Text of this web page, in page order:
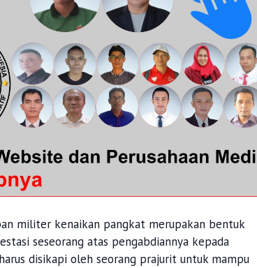
militer kenaikan pangkat merupakan bentuk
seseorang atas pengabdiannya kepada
disikapi oleh seorang prajurit untuk mampu